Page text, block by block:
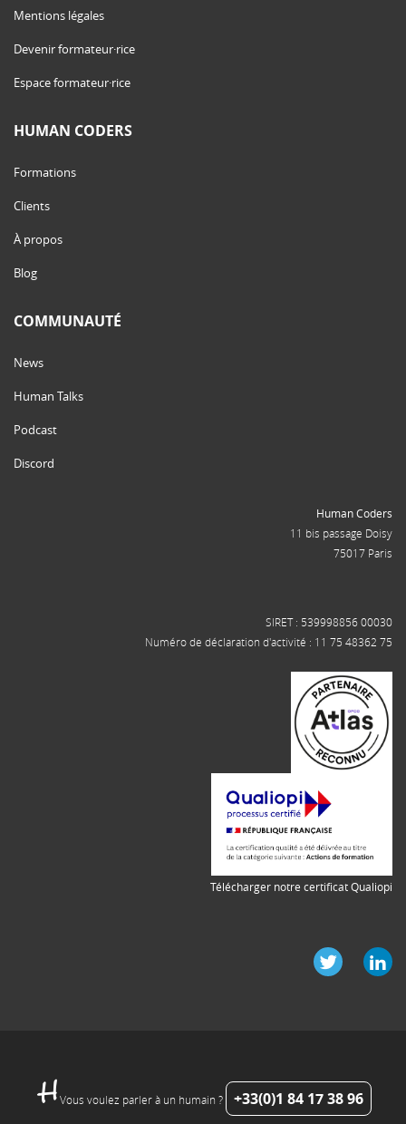
Mentions légales
Devenir formateur·rice
Espace formateur·rice
HUMAN CODERS
Formations
Clients
À propos
Blog
COMMUNAUTÉ
News
Human Talks
Podcast
Discord
Human Coders
11 bis passage Doisy
75017 Paris
SIRET : 539998856 00030
Numéro de déclaration d'activité : 11 75 48362 75
Télécharger notre certificat Qualiopi
Vous voulez parler à un humain ? +33(0)1 84 17 38 96